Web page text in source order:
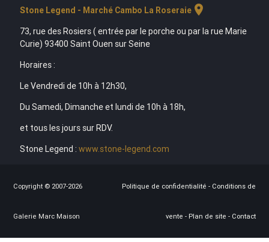
Stone Legend - Marché Cambo La Roseraielocation_on
73, rue des Rosiers ( entrée par le porche ou par la rue Marie
Curie) 93400 Saint Ouen sur Seine
Horaires :
Le Vendredi de 10h à 12h30,
Du Samedi, Dimanche et lundi de 10h à 18h,
et tous les jours sur RDV.
Stone Legend : www.stone-legend.com
Copyright © 2007-2026
Galerie Marc Maison
Politique de confidentialité - Conditions de
vente - Plan de site - Contact